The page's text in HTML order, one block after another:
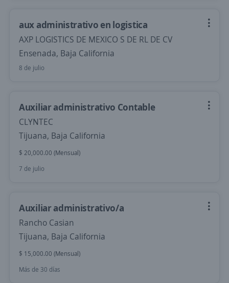
aux administrativo en logistica
AXP LOGISTICS DE MEXICO S DE RL DE CV
Ensenada, Baja California
8 de julio
Auxiliar administrativo Contable
CLYNTEC
Tijuana, Baja California
$ 20,000.00 (Mensual)
7 de julio
Auxiliar administrativo/a
Rancho Casian
Tijuana, Baja California
$ 15,000.00 (Mensual)
Más de 30 días